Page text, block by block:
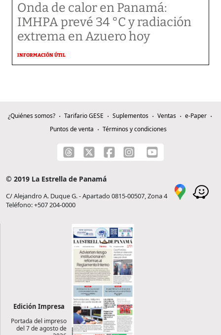
Onda de calor en Panamá:
IMHPA prevé 34 °C y radiación
extrema en Azuero hoy
INFORMACIÓN ÚTIL
¿Quiénes somos? Tarifario GESE Suplementos Ventas
e-Paper
Puntos de venta
Términos y condiciones
© 2019 La Estrella de Panamá
C/ Alejandro A. Duque G. - Apartado 0815-00507, Zona 4
Teléfono: +507 204-0000
Edición Impresa
Portada del impreso
del 7 de agosto de